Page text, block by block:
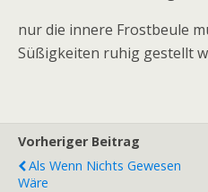
nur die innere Frostbeule
Süßigkeiten ruhig gestellt
Vorheriger Beitrag
Als Wenn Nichts Gewesen
Wäre